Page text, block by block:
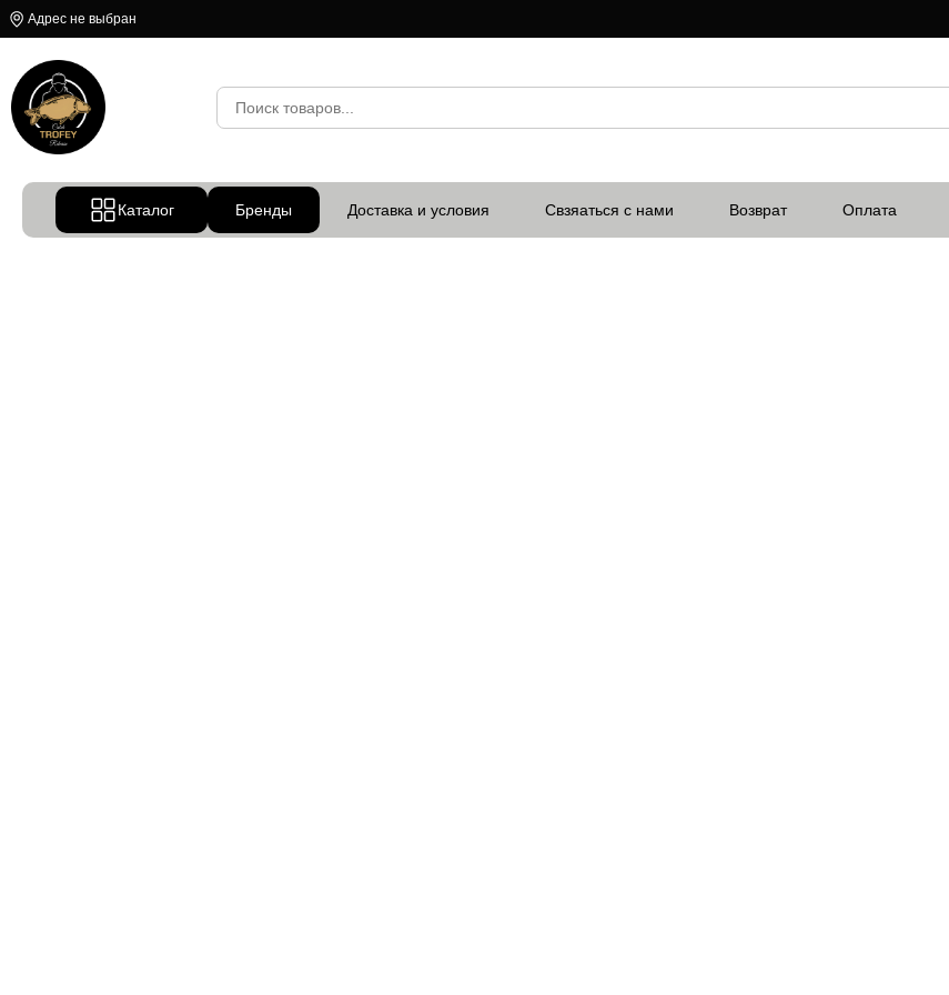
Адрес не выбран
Каталог Бренды Доставка и условия Свзяаться с нами Возврат Оплата